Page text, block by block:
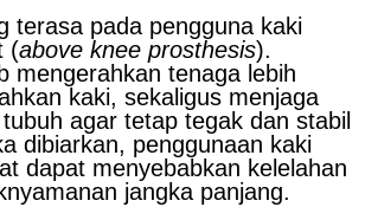
terasa pada pengguna kaki
(above knee prosthesis).
mengerahkan tenaga lebih
kaki, sekaligus menjaga
agar tetap tegak dan stabil
dibiarkan, penggunaan kaki
dapat menyebabkan kelelahan
jangka panjang.